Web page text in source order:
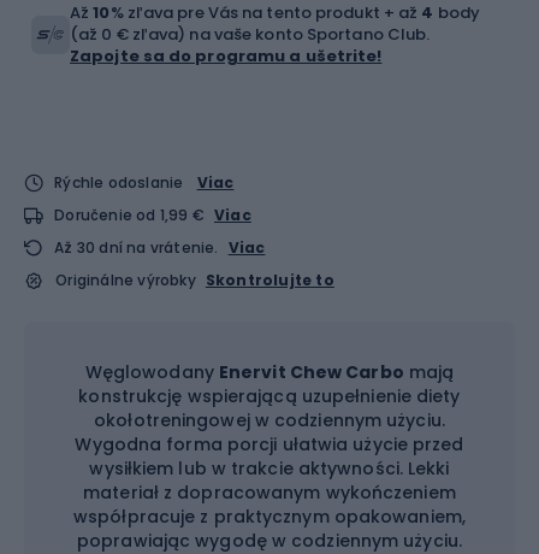
Až10% zľava pre Vás na tento produkt + až 4 body
(až 0 € zľava) na vaše konto Sportano Club.
Zapojte sa do programu a ušetrite!
Rýchle odoslanie
Viac
Doručenie od 1,99 € Viac
Až 30 dní na vrátenie. Viac
Originálne výrobky Skontrolujte to
Węglowodany Enervit Chew Carbo mają
konstrukcję wspierającą uzupełnienie diety
okołotreningowej w codziennym użyciu.
Wygodna forma porcji ułatwia użycie przed
wysiłkiem lub w trakcie aktywności. Lekki
materiał z dopracowanym wykończeniem
współpracuje z praktycznym opakowaniem,
poprawiając wygodę w codziennym użyciu.